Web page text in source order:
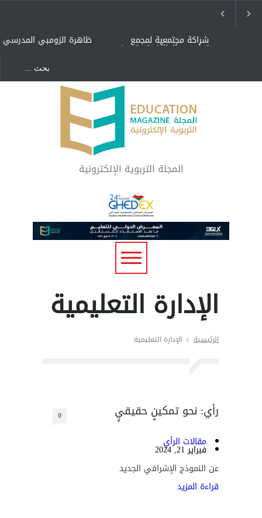
ظاهرة الزومبي المدرسي شراكة مجتمعية لمجمع
تعليمي بالطائف تستهدف
"كنت أنضرب ومافيني إلا
العافية" هل هذا مبرر
لاستمرار أسلوب التربية
المتوارث؟
لماذا تعد برامج توعية الأطفال
بخصوصية الجسد وقاية لا
فضول؟
المجلة التربوية الإلكترونية
الإدارة التعليمية
الرئيسية الإدارة التعليمية
رأي: نحو تمكينٍ حقيقيٍ 0
مقالات الرأي
فبراير 21, 2024
عن النموذج الإشرافي الجديد
قراءة المزيد